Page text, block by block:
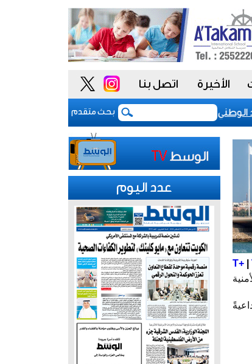
الأخيرة اتصل بنا
بحث متقدم
الوطني للموظفين: موظفو الكويت سطروا ملحمة وطنية
T+|
عدد اليوم